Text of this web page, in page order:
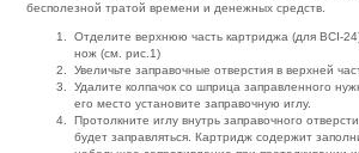
бесполезной тратой времени и денежных средств.
Отделите верхнюю часть картриджа (для BCI-
нож (см. рис.1)
Увеличьте заправочные отверстия в верхней
Удалите колпачок со шприца заправленного
его место установите заправочную иглу.
Протолкните иглу внутрь заправочного
будет заправляться. Картридж содержит